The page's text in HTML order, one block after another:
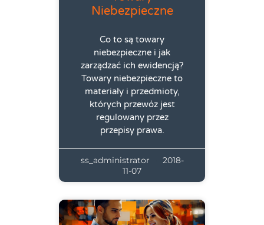
Niebezpieczne
Co to są towary
niebezpieczne i jak
zarządzać ich ewidencją?
Towary niebezpieczne to
materiały i przedmioty,
których przewóz jest
regulowany przez
przepisy prawa.
ss_administrator
2018-
11-07